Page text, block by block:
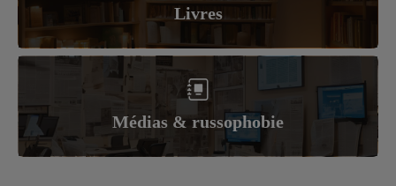
Livres
Médias & russophobie